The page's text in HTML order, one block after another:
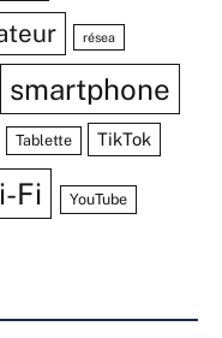
résea
smartphone
Tablette TikTok
Fi YouTube